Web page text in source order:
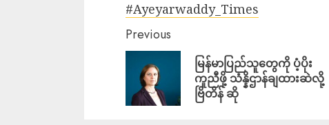
#Ayeyarwaddy_Times
Previous
မြန်မာပြည်သူတွေကို ပံ့ပိုး
ကူညီဖို့ သံန္နိဌာန်ချထားဆဲလို့
ဗြိတိန် ဆို